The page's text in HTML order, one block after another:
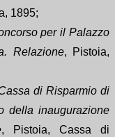
1895;
per il Palazzo
Relazione, Pistoia,
di Risparmio di
della inaugurazione
, Pistoia, Cassa di